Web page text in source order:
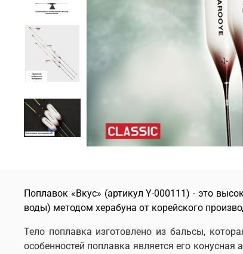
Поплавок «Вкус» (артикул Y-000111) - это
воды) методом херабуна от корейского
Тело поплавка изготовлено из бальсы,
особенностей поплавка является его